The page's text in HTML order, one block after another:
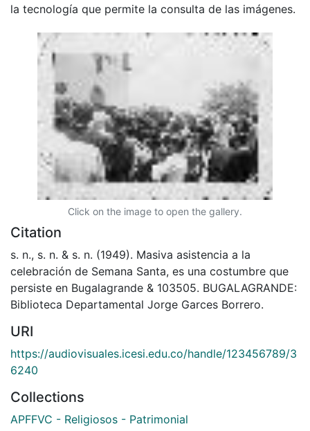
la tecnología que permite la consulta de las imágenes.
Click on the image to open the gallery.
Citation
s. n., s. n. & s. n. (1949). Masiva asistencia a la
celebración de Semana Santa, es una costumbre que
persiste en Bugalagrande & 103505. BUGALAGRANDE:
Biblioteca Departamental Jorge Garces Borrero.
URI
https://audiovisuales.icesi.edu.co/handle/123456789/3
6240
Collections
APFFVC - Religiosos - Patrimonial